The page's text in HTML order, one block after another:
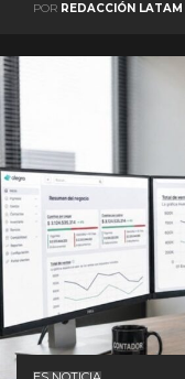
POR REDACCIÓN LATAM